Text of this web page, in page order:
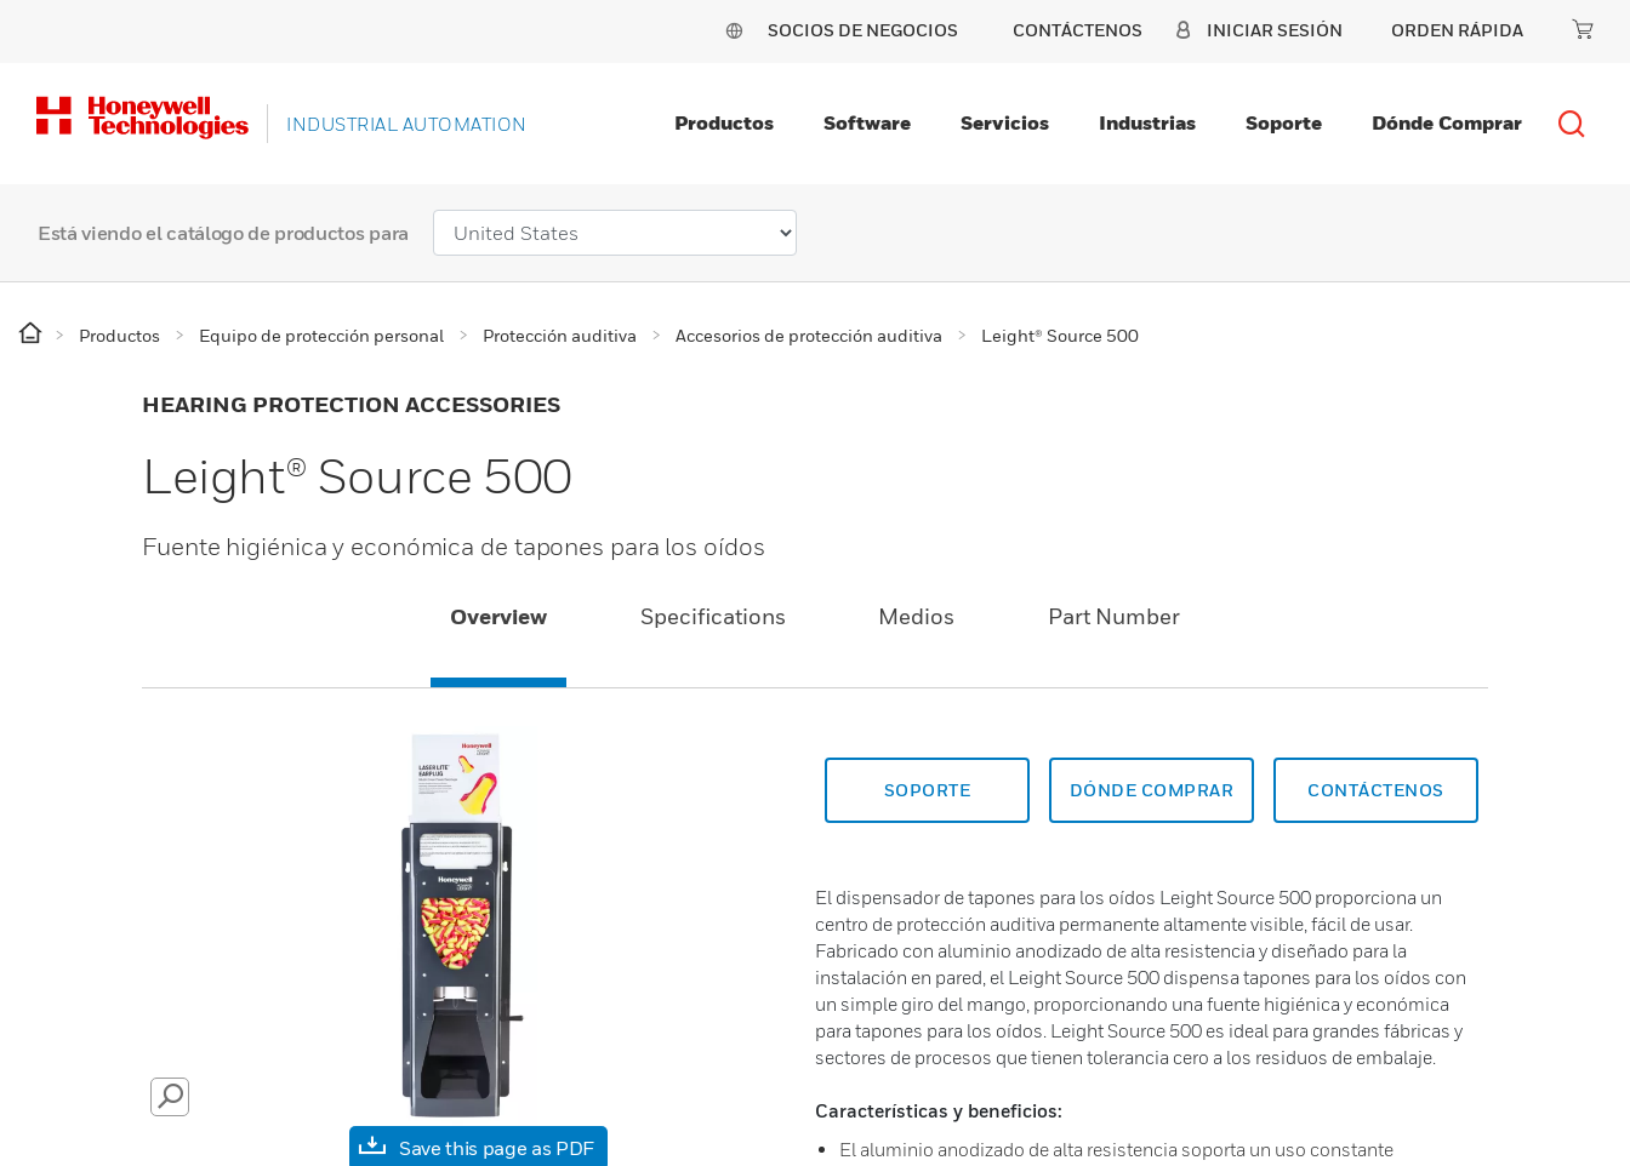
SOCIOS DE NEGOCIOS CONTÁCTENOS INICIAR SESIÓN ORDEN RÁPIDA
INDUSTRIAL AUTOMATION Productos Software Servicios Industrias Soporte Dónde Comprar
Está viendo el catálogo de productos para
Productos Equipo de protección personal Protección auditiva Accesorios de protección auditiva Leight® Source 500
HEARING PROTECTION ACCESSORIES
Leight® Source 500
Fuente higiénica y económica de tapones para los oídos
Overview Specifications Medios Part Number
SEARCH
Save this page as PDF
SOPORTE DÓNDE COMPRAR CONTÁCTENOS
El dispensador de tapones para los oídos Leight Source 500 proporciona un
centro de protección auditiva permanente altamente visible, fácil de usar.
Fabricado con aluminio anodizado de alta resistencia y diseñado para la
instalación en pared, el Leight Source 500 dispensa tapones para los oídos con
un simple giro del mango, proporcionando una fuente higiénica y económica
para tapones para los oídos. Leight Source 500 es ideal para grandes fábricas y
sectores de procesos que tienen tolerancia cero a los residuos de embalaje.
Características y beneficios:
El aluminio anodizado de alta resistencia soporta un uso constante